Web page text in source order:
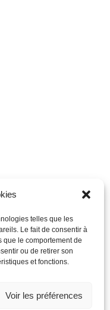
telles que les
Le fait de consentir à
que le comportement de
ou de retirer son
et fonctions.
Voir les préférences